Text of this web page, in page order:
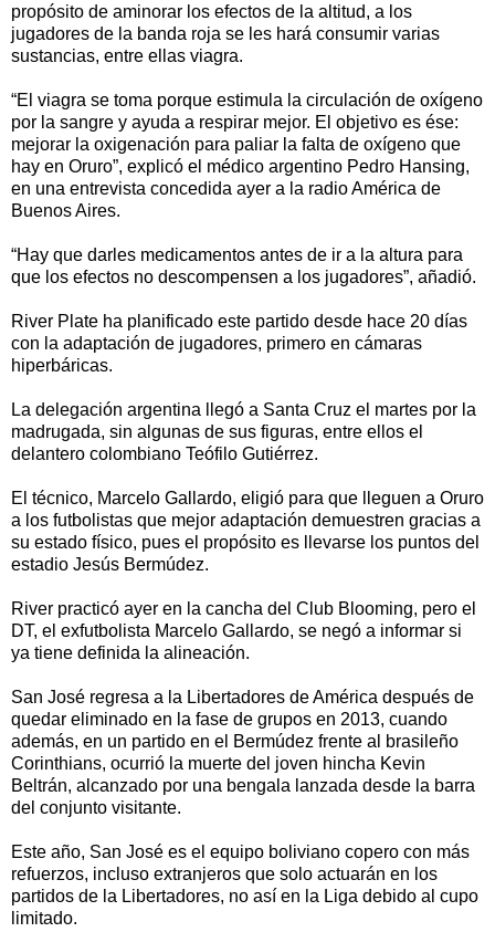
propósito de aminorar los efectos de la altitud, a los
jugadores de la banda roja se les hará consumir varias
sustancias, entre ellas viagra.
“El viagra se toma porque estimula la circulación de oxígeno
por la sangre y ayuda a respirar mejor. El objetivo es ése:
mejorar la oxigenación para paliar la falta de oxígeno que
hay en Oruro”, explicó el médico argentino Pedro Hansing,
en una entrevista concedida ayer a la radio América de
Buenos Aires.
“Hay que darles medicamentos antes de ir a la altura para
que los efectos no descompensen a los jugadores”, añadió.
River Plate ha planificado este partido desde hace 20 días
con la adaptación de jugadores, primero en cámaras
hiperbáricas.
La delegación argentina llegó a Santa Cruz el martes por la
madrugada, sin algunas de sus figuras, entre ellos el
delantero colombiano Teófilo Gutiérrez.
El técnico, Marcelo Gallardo, eligió para que lleguen a Oruro
a los futbolistas que mejor adaptación demuestren gracias a
su estado físico, pues el propósito es llevarse los puntos del
estadio Jesús Bermúdez.
River practicó ayer en la cancha del Club Blooming, pero el
DT, el exfutbolista Marcelo Gallardo, se negó a informar si
ya tiene definida la alineación.
San José regresa a la Libertadores de América después de
quedar eliminado en la fase de grupos en 2013, cuando
además, en un partido en el Bermúdez frente al brasileño
Corinthians, ocurrió la muerte del joven hincha Kevin
Beltrán, alcanzado por una bengala lanzada desde la barra
del conjunto visitante.
Este año, San José es el equipo boliviano copero con más
refuerzos, incluso extranjeros que solo actuarán en los
partidos de la Libertadores, no así en la Liga debido al cupo
limitado.